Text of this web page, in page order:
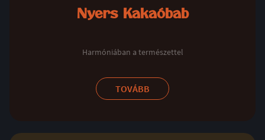
Nyers Kakaóbab
Harmóniában a természettel
TOVÁBB